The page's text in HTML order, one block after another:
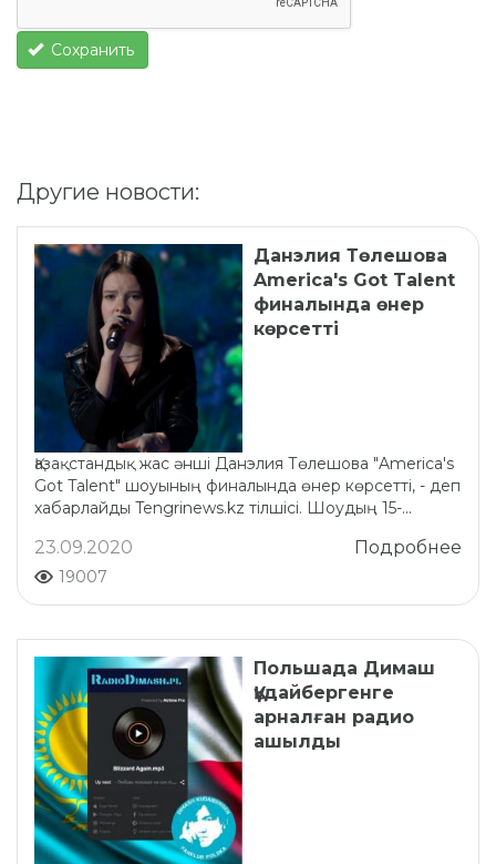
Сохранить
Другие новости:
Данэлия Төлешова
America's Got Talent
финалында өнер
көрсетті
Қазақстандық жас әнші Данэлия Төлешова "America's
Got Talent" шоуының финалында өнер көрсетті, - деп
хабарлайды Tengrinews.kz тілшісі. Шоудың 15-...
Подробнее
23.09.2020
19007
Польшада Димаш
Құдайбергенге
арналған радио
ашылды